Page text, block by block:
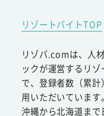
リゾートバイトTOP
リゾバ.comは、人
ックが運営するリ
で、登録者数（累
用いただいています。
沖縄から北海道ま